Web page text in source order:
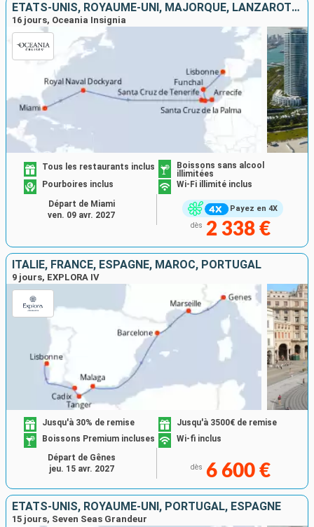
ÉTATS-UNIS, ROYAUME-UNI, MAJORQUE, LANZAROTE, TENERIFE, PORTUGAL
16 jours, Oceania Insignia
Payez en 4X
Tous les restaurants inclus
Boissons sans alcool
illimitées
Pourboires inclus
Wi-Fi illimité inclus
dès 2 338 €
Départ de Miami
ven. 09 avr. 2027
ITALIE, FRANCE, ESPAGNE, MAROC, PORTUGAL
9 jours, EXPLORA IV
Jusqu'à 30% de remise
Jusqu'à 3500€ de remise
Boissons Premium incluses
Wi-fi inclus
dès 6 600 €
Départ de Gênes
jeu. 15 avr. 2027
ÉTATS-UNIS, ROYAUME-UNI, PORTUGAL, ESPAGNE
15 jours, Seven Seas Grandeur